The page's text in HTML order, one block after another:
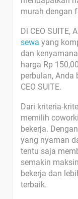
murah dengan
Di CEO SUITE,
sewa yang
dan
harga Rp
perbulan, Anda
CEO SUITE.
Dari kriteria-
memilih
bekerja.
yang nyaman
tentu saja
semakin
bekerja dan
terbaik.